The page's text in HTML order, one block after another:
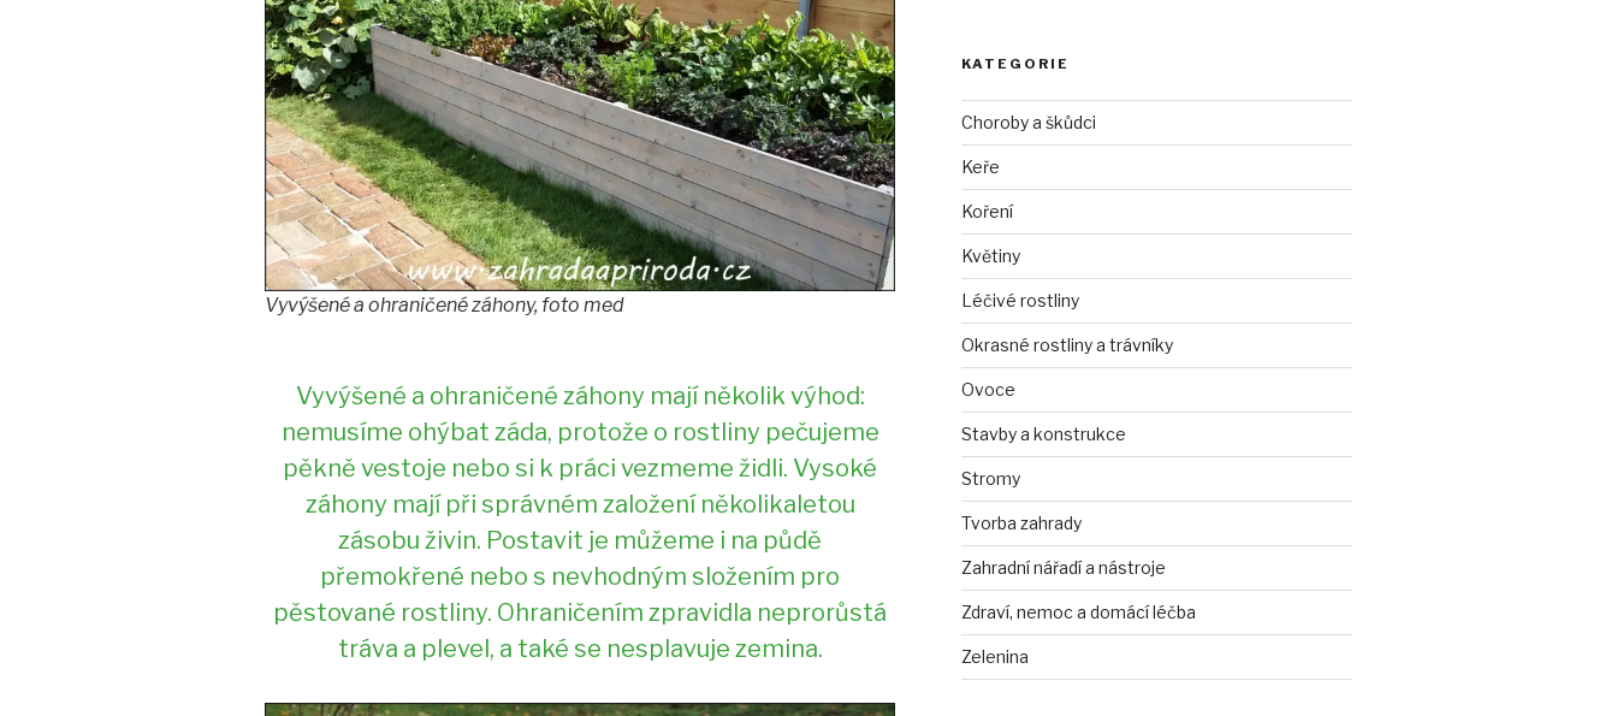
Vyvýšené a ohraničené záhony, foto med
Vyvýšené a ohraničené záhony mají několik výhod:
nemusíme ohýbat záda, protože o rostliny pečujeme
pěkně vestoje nebo si k práci vezmeme židli. Vysoké
záhony mají při správném založení několikaletou
zásobu živin. Postavit je můžeme i na půdě
přemokřené nebo s nevhodným složením pro
pěstované rostliny. Ohraničením zpravidla neprorůstá
tráva a plevel, a také se nesplavuje zemina.
KATEGORIE
Choroby a škůdci
Keře
Koření
Květiny
Léčivé rostliny
Okrasné rostliny a trávníky
Ovoce
Stavby a konstrukce
Stromy
Tvorba zahrady
Zahradní nářadí a nástroje
Zdraví, nemoc a domácí léčba
Zelenina